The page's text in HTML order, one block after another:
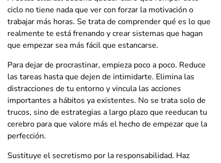
ciclo no tiene nada que ver con forzar la motivación o
trabajar más horas. Se trata de comprender qué es lo que
realmente te está frenando y crear sistemas que hagan
que empezar sea más fácil que estancarse.
Para dejar de procrastinar, empieza poco a poco. Reduce
las tareas hasta que dejen de intimidarte. Elimina las
distracciones de tu entorno y vincula las acciones
importantes a hábitos ya existentes. No se trata solo de
trucos, sino de estrategias a largo plazo que reeducan tu
cerebro para que valore más el hecho de empezar que la
perfección.
Sustituye el secretismo por la responsabilidad. Haz